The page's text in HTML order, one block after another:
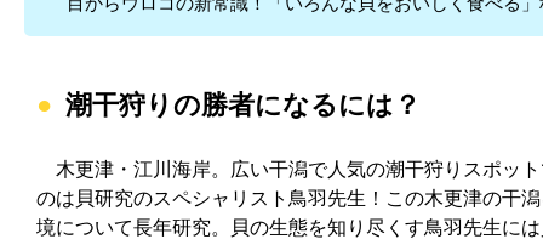
潮干狩りの勝者になるには？
木更津・江川海岸。広い干潟で人気の潮干狩りスポッ
のは貝研究のスペシャリスト鳥羽先生！この木更津の干
境について長年研究。貝の生態を知り尽くす鳥羽先生に